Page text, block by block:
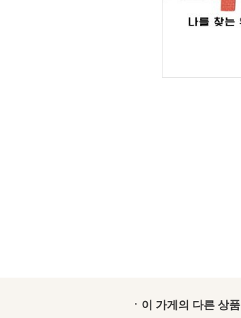
ㆍ이 가게의 다른 상품